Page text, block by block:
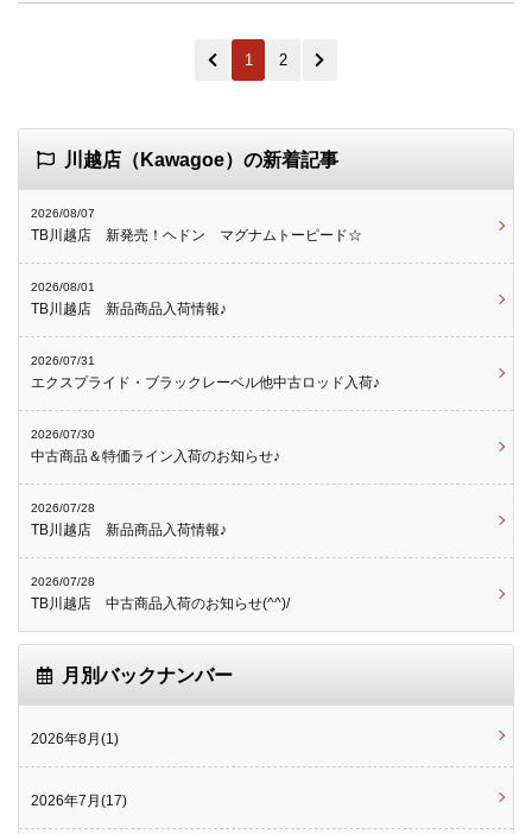
1 2
川越店（Kawagoe）の新着記事
2026/08/07
TB川越店 新発売！ヘドン マグナムトーピード☆
2026/08/01
TB川越店 新品商品入荷情報♪
2026/07/31
エクスプライド・ブラックレーベル他中古ロッド入荷♪
2026/07/30
中古商品＆特価ライン入荷のお知らせ♪
2026/07/28
TB川越店 新品商品入荷情報♪
2026/07/28
TB川越店 中古商品入荷のお知らせ(^^)/
月別バックナンバー
2026年8月(1)
2026年7月(17)